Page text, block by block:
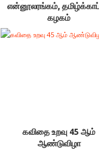
என்னூலரங்கம்,
கழகம்
கவிதை உறவு 45 ஆம்
ஆண்டுவிழா